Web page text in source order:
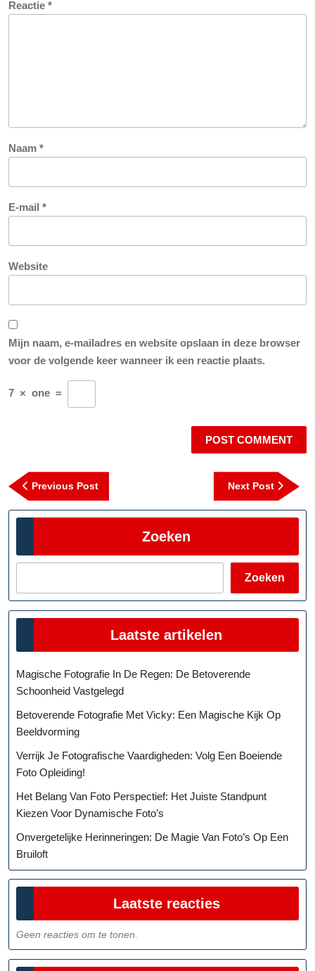
Reactie *
Naam *
E-mail *
Website
Mijn naam, e-mailadres en website opslaan in deze browser
voor de volgende keer wanneer ik een reactie plaats.
7 × one =
Berichtnavigatie
Previous PostPrevious
Post
Next Post
Next
Post
Zoeken
Zoeken
Laatste artikelen
Magische Fotografie In De Regen: De Betoverende
Schoonheid Vastgelegd
Betoverende Fotografie Met Vicky: Een Magische Kijk Op
Beeldvorming
Verrijk Je Fotografische Vaardigheden: Volg Een Boeiende
Foto Opleiding!
Het Belang Van Foto Perspectief: Het Juiste Standpunt
Kiezen Voor Dynamische Foto’s
Onvergetelijke Herinneringen: De Magie Van Foto’s Op Een
Bruiloft
Laatste reacties
Geen reacties om te tonen.